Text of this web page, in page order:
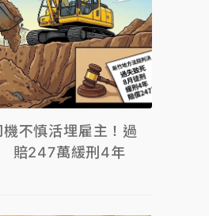
不慎活埋雇主！過
賠247萬緩刑4年